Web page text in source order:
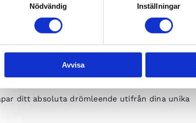
Nödvändig
Inställningar
Avvisa
slitna, sneda tänder eller ett mellanrum du
leende är unikt och en stor del av din
erbjuder vi Smile Design i Lund – en
metod inom estetisk tandvård där vi
ditt absoluta drömleende utifrån dina unika